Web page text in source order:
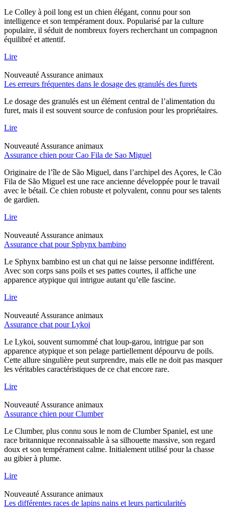
Le Colley à poil long est un chien élégant, connu pour son
intelligence et son tempérament doux. Popularisé par la culture
populaire, il séduit de nombreux foyers recherchant un compagnon
équilibré et attentif.
Lire
NouveautéAssurance animaux
Les erreurs fréquentes dans le dosage des granulés des furets
Le dosage des granulés est un élément central de l’alimentation du
furet, mais il est souvent source de confusion pour les propriétaires.
Lire
NouveautéAssurance animaux
Assurance chien pour Cao Fila de Sao Miguel
Originaire de l’île de São Miguel, dans l’archipel des Açores, le Cão
Fila de São Miguel est une race ancienne développée pour le travail
avec le bétail. Ce chien robuste et polyvalent, connu pour ses talents
de gardien.
Lire
NouveautéAssurance animaux
Assurance chat pour Sphynx bambino
Le Sphynx bambino est un chat qui ne laisse personne indifférent.
Avec son corps sans poils et ses pattes courtes, il affiche une
apparence atypique qui intrigue autant qu’elle fascine.
Lire
NouveautéAssurance animaux
Assurance chat pour Lykoi
Le Lykoi, souvent surnommé chat loup-garou, intrigue par son
apparence atypique et son pelage partiellement dépourvu de poils.
Cette allure singulière peut surprendre, mais elle ne doit pas masquer
les véritables caractéristiques de ce chat encore rare.
Lire
NouveautéAssurance animaux
Assurance chien pour Clumber
Le Clumber, plus connu sous le nom de Clumber Spaniel, est une
race britannique reconnaissable à sa silhouette massive, son regard
doux et son tempérament calme. Initialement utilisé pour la chasse
au gibier à plume.
Lire
NouveautéAssurance animaux
Les différentes races de lapins nains et leurs particularités